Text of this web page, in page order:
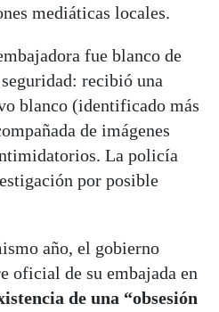
mediáticas locales.
fue blanco de
recibió una
blanco (identificado más
de imágenes
La policía
por posible
año, el gobierno
oficial de su embajada en
de una “obsesión